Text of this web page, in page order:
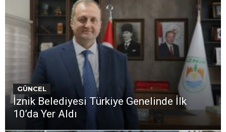
GÜNCEL
İznik Belediyesi Türkiye Genelinde İlk
10’da Yer Aldı